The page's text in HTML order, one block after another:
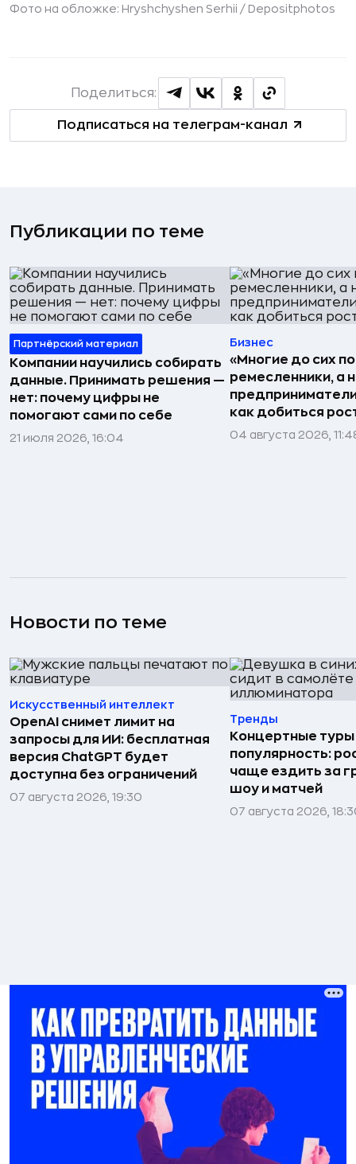
Фото на обложке: Hryshchyshen Serhii / Depositphotos
Подписаться на телеграм-канал
Поделиться:
Публикации по теме
Партнёрский материал
Компании научились собирать
данные. Принимать решения —
нет: почему цифры не
помогают сами по себе
21 июля 2026, 16:04
Бизнес
«Многие до сих
ремесленники, а
как добиться
04 августа 2026,
Новости по теме
Искусственный интеллект
OpenAI снимет лимит на
запросы для ИИ: бесплатная
версия ChatGPT будет
доступна без ограничений
07 августа 2026, 19:30
Тренды
Концертные
популярность:
чаще ездить за
шоу и матчей
07 августа 2026,